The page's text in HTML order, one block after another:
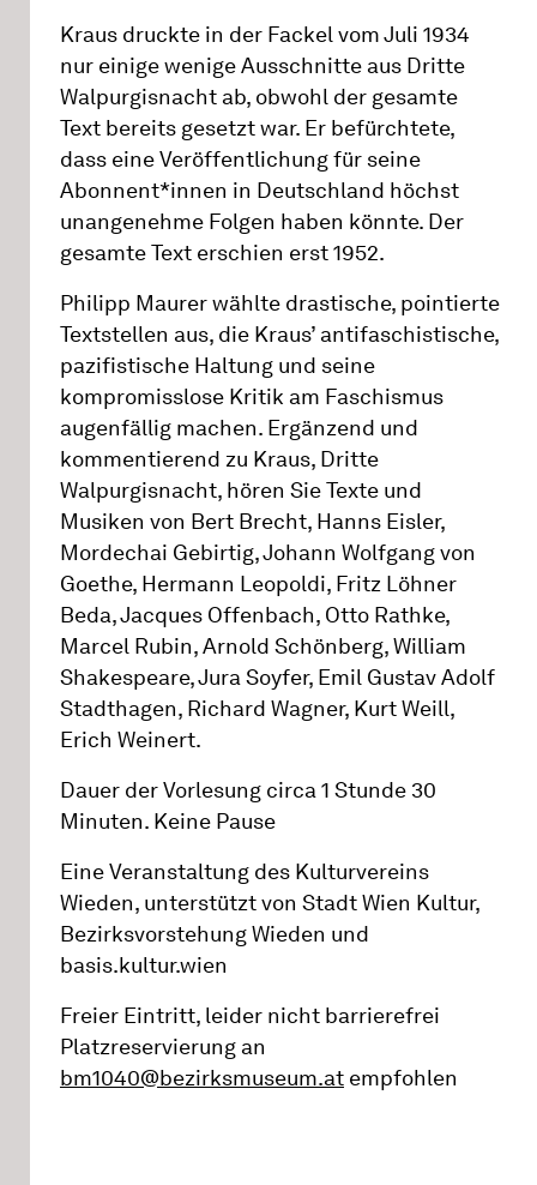
Kraus druckte in der Fackel vom Juli 1934
nur einige wenige Ausschnitte aus Dritte
Walpurgisnacht ab, obwohl der gesamte
Text bereits gesetzt war. Er befürchtete,
dass eine Veröffentlichung für seine
Abonnent*innen in Deutschland höchst
unangenehme Folgen haben könnte. Der
gesamte Text erschien erst 1952.
Philipp Maurer wählte drastische, pointierte
Textstellen aus, die Kraus’ antifaschistische,
pazifistische Haltung und seine
kompromisslose Kritik am Faschismus
augenfällig machen. Ergänzend und
kommentierend zu Kraus, Dritte
Walpurgisnacht, hören Sie Texte und
Musiken von Bert Brecht, Hanns Eisler,
Mordechai Gebirtig, Johann Wolfgang von
Goethe, Hermann Leopoldi, Fritz Löhner
Beda, Jacques Offenbach, Otto Rathke,
Marcel Rubin, Arnold Schönberg, William
Shakespeare, Jura Soyfer, Emil Gustav Adolf
Stadthagen, Richard Wagner, Kurt Weill,
Erich Weinert.
Dauer der Vorlesung circa 1 Stunde 30
Minuten. Keine Pause
Eine Veranstaltung des Kulturvereins
Wieden, unterstützt von Stadt Wien Kultur,
Bezirksvorstehung Wieden und
basis.kultur.wien
Freier Eintritt, leider nicht barrierefrei
Platzreservierung an
bm1040@bezirksmuseum.at empfohlen